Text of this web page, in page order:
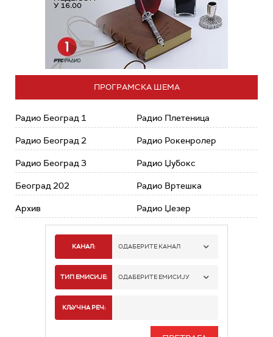
ПРОГРАМСКА ШЕМА
Радио Београд 1
Радио Београд 2
Радио Београд 3
Београд 202
Архив
Радио Плетеница
Радио Рокенролер
Радио Џубокс
Радио Вртешка
Радио Џезер
КАНАЛ: ОДАБЕРИТЕ КАНАЛ
РАДИО БЕОГРАД 1
РАДИО БЕОГРАД 3
ТИП ЕМИСИЈЕ: ОДАБЕРИТЕ ЕМИСИЈУ
КЉУЧНА РЕЧ: